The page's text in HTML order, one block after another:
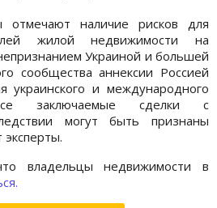
отмечают наличие рисков для
жилой недвижимости на
Украиной и большей
сообщества аннексии Россией
украинского и международного
все заключаемые сделки с
могут быть признаны
владельцы недвижимости в